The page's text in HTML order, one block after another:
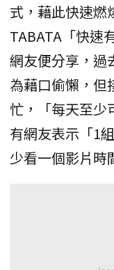
式，藉此快速燃
TABATA「快速
網友便分享，過
為藉口偷懶，但
忙，「每天至少
有網友表示「1
少看一個影片時